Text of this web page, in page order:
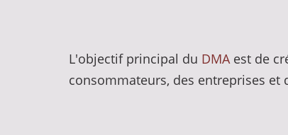
L'objectif principal du DMAest de
consommateurs, des entreprises et